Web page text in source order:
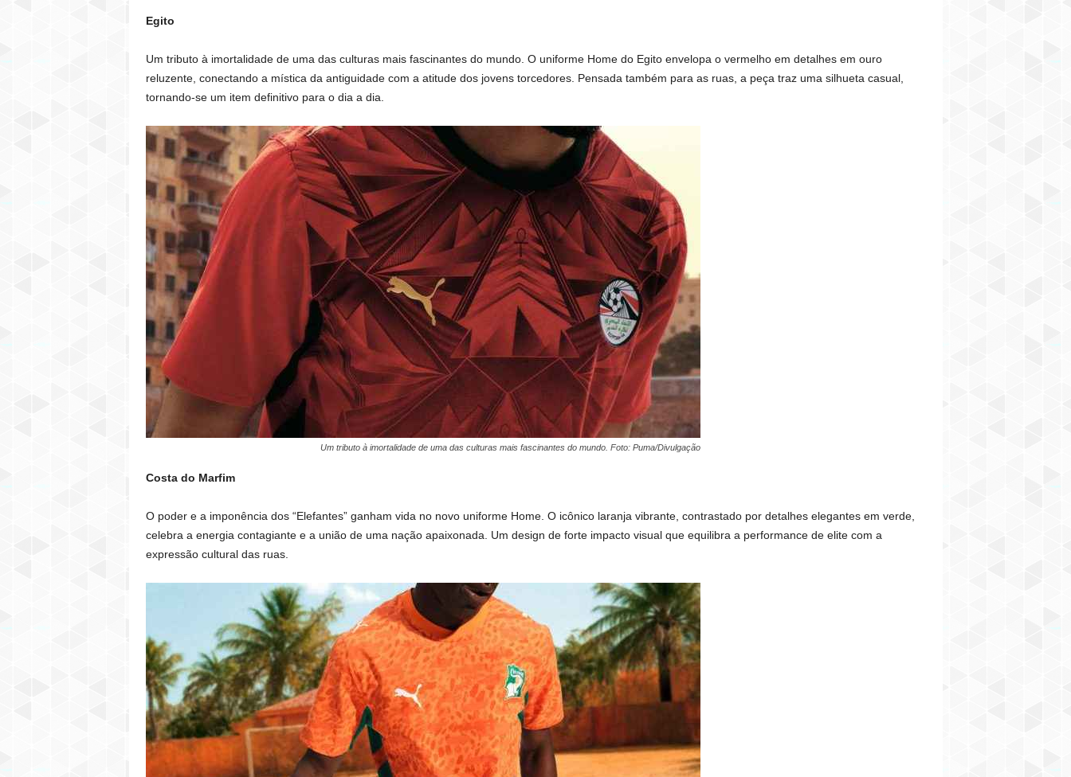
Egito
Um tributo à imortalidade de uma das culturas mais fascinantes do mundo. O uniforme Home do Egito envelopa o vermelho em detalhes em ouro
reluzente, conectando a mística da antiguidade com a atitude dos jovens torcedores. Pensada também para as ruas, a peça traz uma silhueta casual,
tornando-se um item definitivo para o dia a dia.
Um tributo à imortalidade de uma das culturas mais fascinantes do mundo. Foto: Puma/Divulgação
Costa do Marfim
O poder e a imponência dos “Elefantes” ganham vida no novo uniforme Home. O icônico laranja vibrante, contrastado por detalhes elegantes em verde,
celebra a energia contagiante e a união de uma nação apaixonada. Um design de forte impacto visual que equilibra a performance de elite com a
expressão cultural das ruas.